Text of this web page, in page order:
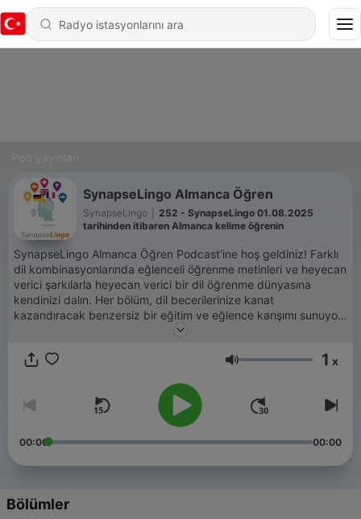
SynapseLingo Almanca Öğren
SynapseLingo
252 - SynapseLingo 01.08.2025
tarihinden itibaren Almanca kelime öğrenin
SynapseLingo Almanca Öğren Podcast'ine hoş geldiniz! Farklı
dil kombinasyonlarında eğlenceli öğrenme metinleri ve heyecan
verici şarkılarla heyecan verici bir dil öğrenme dünyasına
kendinizi dalın. Her bölüm, dil becerilerinize kanat
kazandıracak benzersiz bir eğitim ve eğlence karışımı sunuyor.
Dinleyin, birlikte öğrenin ve dili eğlenceli bir şekilde ustalıkla
çıkarın. Yolda, arabada veya evde mükemmel olan
Ses 1 x
00:00 00:00
Bölümler